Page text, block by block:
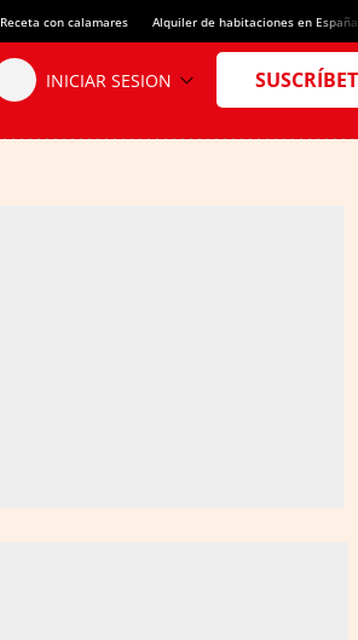
Receta con calamares Alquiler de habitaciones en España